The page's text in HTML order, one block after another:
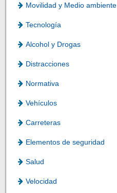
Movilidad y Medio ambiente
Tecnología
Alcohol y Drogas
Distracciones
Normativa
Vehículos
Carreteras
Elementos de seguridad
Salud
Velocidad